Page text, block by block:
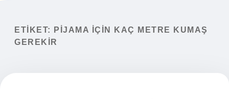
Yasal Uyarı
ETIKET:
PIJAMA IÇIN KAÇ METRE KUMAŞ
GEREKIR